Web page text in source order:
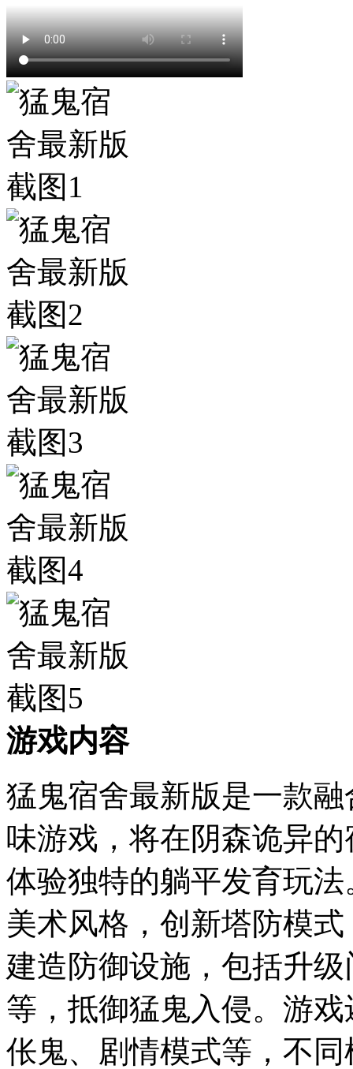
游戏内容
猛鬼宿舍最新版是一款
味游戏，将在阴森诡异
体验独特的躺平发育玩
美术风格，创新塔防模
建造防御设施，包括升
等，抵御猛鬼入侵。游
伥鬼、剧情模式等，不